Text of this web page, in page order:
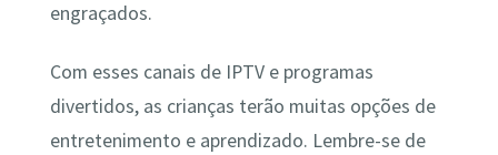
engraçados.
Com esses canais de IPTV e programas
divertidos, as crianças terão muitas opções de
entretenimento e aprendizado. Lembre-se de